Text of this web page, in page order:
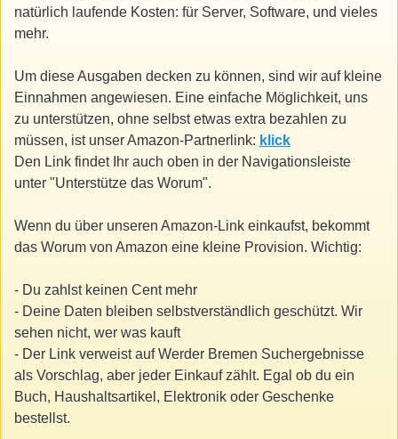
natürlich laufende Kosten: für Server, Software, und vieles
mehr.
Um diese Ausgaben decken zu können, sind wir auf kleine
Einnahmen angewiesen. Eine einfache Möglichkeit, uns
zu unterstützen, ohne selbst etwas extra bezahlen zu
müssen, ist unser Amazon-Partnerlink: klick
Den Link findet Ihr auch oben in der Navigationsleiste
unter "Unterstütze das Worum".
Wenn du über unseren Amazon-Link einkaufst, bekommt
das Worum von Amazon eine kleine Provision. Wichtig:
- Du zahlst keinen Cent mehr
- Deine Daten bleiben selbstverständlich geschützt. Wir
sehen nicht, wer was kauft
- Der Link verweist auf Werder Bremen Suchergebnisse
als Vorschlag, aber jeder Einkauf zählt. Egal ob du ein
Buch, Haushaltsartikel, Elektronik oder Geschenke
bestellst.